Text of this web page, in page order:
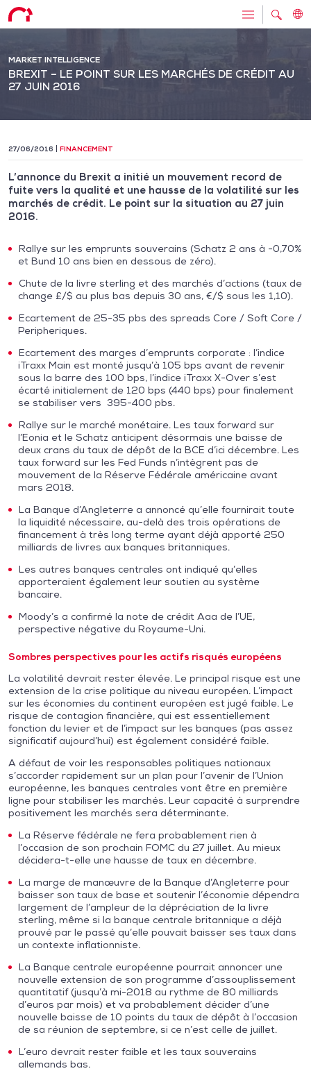
MARKET INTELLIGENCE
BREXIT – LE POINT SUR LES MARCHÉS DE CRÉDIT AU
27 JUIN 2016
27/06/2016 FINANCEMENT
L’annonce du Brexit a initié un mouvement record de
fuite vers la qualité et une hausse de la volatilité sur les
marchés de crédit. Le point sur la situation au 27 juin
2016.
Rallye sur les emprunts souverains (Schatz 2 ans à -0,70%
et Bund 10 ans bien en dessous de zéro).
Chute de la livre sterling et des marchés d’actions (taux de
change £/$ au plus bas depuis 30 ans, €/$ sous les 1,10).
Ecartement de 25-35 pbs des spreads Core / Soft Core /
Peripheriques.
Ecartement des marges d’emprunts corporate : l’indice
iTraxx Main est monté jusqu’à 105 bps avant de revenir
sous la barre des 100 bps, l’indice iTraxx X-Over s’est
écarté initialement de 120 bps (440 bps) pour finalement
se stabiliser vers 395-400 pbs.
Rallye sur le marché monétaire. Les taux forward sur
l’Eonia et le Schatz anticipent désormais une baisse de
deux crans du taux de dépôt de la BCE d’ici décembre. Les
taux forward sur les Fed Funds n’intègrent pas de
mouvement de la Réserve Fédérale américaine avant
mars 2018.
La Banque d’Angleterre a annoncé qu’elle fournirait toute
la liquidité nécessaire, au-delà des trois opérations de
financement à très long terme ayant déjà apporté 250
milliards de livres aux banques britanniques.
Les autres banques centrales ont indiqué qu’elles
apporteraient également leur soutien au système
bancaire.
Moody’s a confirmé la note de crédit Aaa de l’UE,
perspective négative du Royaume-Uni.
Sombres perspectives pour les actifs risqués européens
La volatilité devrait rester élevée. Le principal risque est une
extension de la crise politique au niveau européen. L’impact
sur les économies du continent européen est jugé faible. Le
risque de contagion financière, qui est essentiellement
fonction du levier et de l’impact sur les banques (pas assez
significatif aujourd’hui) est également considéré faible.
A défaut de voir les responsables politiques nationaux
s’accorder rapidement sur un plan pour l’avenir de l’Union
européenne, les banques centrales vont être en première
ligne pour stabiliser les marchés. Leur capacité à surprendre
positivement les marchés sera déterminante.
La Réserve fédérale ne fera probablement rien à
l’occasion de son prochain FOMC du 27 juillet. Au mieux
décidera-t-elle une hausse de taux en décembre.
La marge de manœuvre de la Banque d’Angleterre pour
baisser son taux de base et soutenir l’économie dépendra
largement de l’ampleur de la dépréciation de la livre
sterling, même si la banque centrale britannique a déjà
prouvé par le passé qu’elle pouvait baisser ses taux dans
un contexte inflationniste.
La Banque centrale européenne pourrait annoncer une
nouvelle extension de son programme d’assouplissement
quantitatif (jusqu’à mi-2018 au rythme de 80 milliards
d’euros par mois) et va probablement décider d’une
nouvelle baisse de 10 points du taux de dépôt à l’occasion
de sa réunion de septembre, si ce n’est celle de juillet.
L’euro devrait rester faible et les taux souverains
allemands bas.